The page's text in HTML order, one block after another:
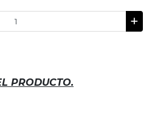
PRODUCTO.